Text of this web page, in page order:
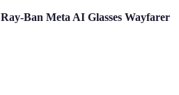
Ban Meta AI Glasses Wayfarer